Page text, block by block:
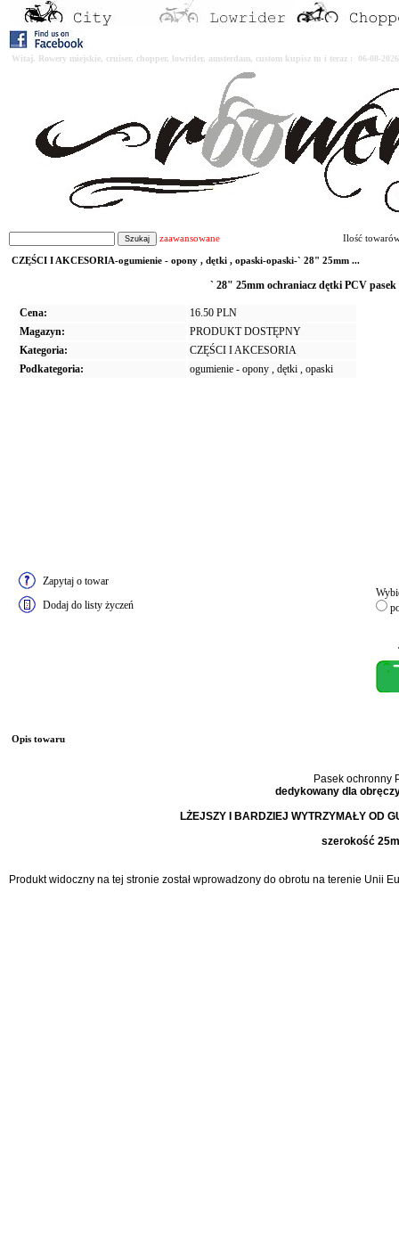
Witaj. Rowery miejskie, cruiser, chopper, lowrider, amsterdam, custom kupisz tu i teraz : 06-08-
zaawansowane Ilość
CZĘŚCI I AKCESORIA-ogumienie - opony , dętki , opaski-opaski-` 28" 25mm ...
` 28" 25mm ochraniacz dętki PCV
Cena:
16.50 PLN
Magazyn:
PRODUKT DOSTĘPNY
Kategoria:
CZĘŚCI I AKCESORIA
Podkategoria:
ogumienie - opony , dętki , opaski
Zapytaj o towar
Dodaj do listy życzeń
Opis towaru
Pasek ochronny
dedykowany dla
LŻEJSZY I BARDZIEJ WYTRZYMAŁY OD
szerokość
Produkt widoczny na tej stronie został wprowadzony do obrotu na terenie Unii